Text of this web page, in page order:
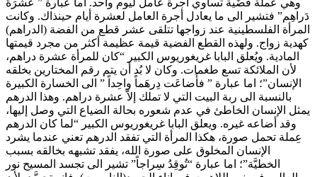
وهي عملة فضِّية تساوي أجرة عامل ليوم واحد. اما عبارة ” عَشرَةُ
دَراهِم” فتشير الى ما يعادل أجرة العامل لعشرة أيام حينذاك. وكانت
المرأة الفلسطينية عند زواجها تتلقى عشر قطع من الفضة (الدراهم)
كهدية زواج. ولهذه القطع الفضية قيمة عظيمة أكثر من مجرد قيمتها
المادية. ويُعلق البابا غريغوريوس الكبير “كان للمرأة عشرة دراهم،
لأن الملائكة تسع طغمات. وكان لا بُد أن يتم رقم المختارين بخلقه
الإنسان”؛ اما عبارة ” فأَضاعَت دِرهَماً واحِداً ” الى الخسارة الكبيرة
بالنسبة الى ربة البيت التي لا تملك إلاّ عشرة دراهم. وهذا الدرهم
يمثل الإنسان الخاطئ في عدم شعوره بحالة الضياع التي وصل إليها،
وقد أضاعه غيره. ويعلق البابا غريغوريوس الكبير “لما كان الدرهم
عِملة تحمل صورة، هكذا المرأة التي تفقد الدرهم تعني عندما يشرد
الإنسان المخلوق على صورة الله، يفقد تشبهه بخالقه بسبب
الخطيَّة”؛ اما عبارة “تُوقِدُ سِراجاً” تشير الى تجسد المسيح نور